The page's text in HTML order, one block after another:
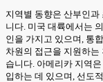
지역별 동향은 산부인
니다. 미국 대륙에서는
인을 가지고 있으며, 통
차원의 접근을 지원하는
습니다. 아메리카 지역
입하는 데 있으며, 선도